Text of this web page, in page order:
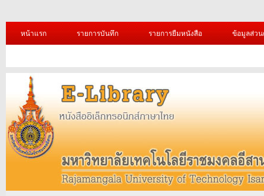
หน้าแรก รายการบันทึก รายการยืมหนังสือ ข้อมูลส่ว